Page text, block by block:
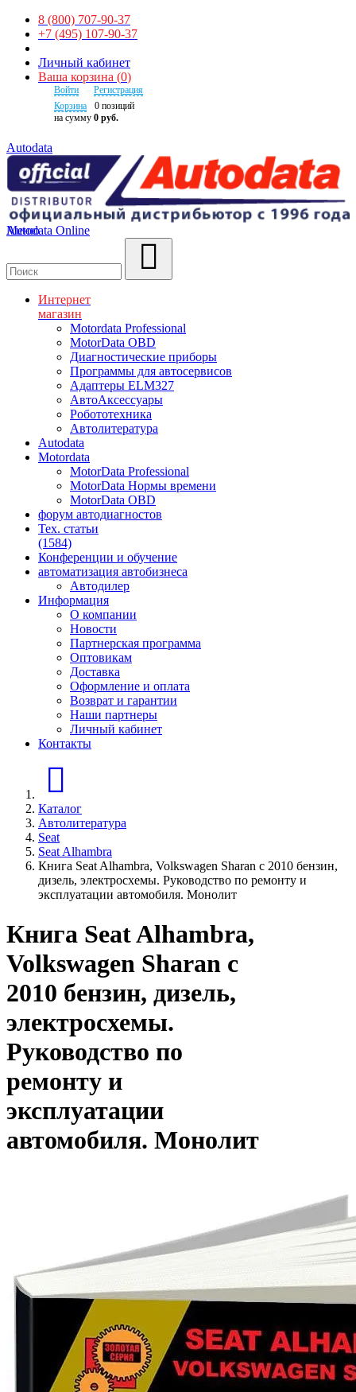
8 (800) 707-90-37
+7 (495) 107-90-37
Личный кабинет
Ваша корзина (0)
Войти
Регистрация
Корзина
0 позиций
на сумму 0 руб.
Autodata
Autodata Online
Меню
Интернет
магазин
Motordata Professional
MotorData OBD
Диагностические приборы
Программы для автосервисов
Адаптеры ELM327
АвтоАксессуары
Робототехника
Автолитература
Autodata
Motordata
MotorData Professional
MotorData Нормы времени
MotorData OBD
форум автодиагностов
Тех. статьи
(1584)
Конференции и обучение
автоматизация автобизнеса
Автодилер
Информация
О компании
Новости
Партнерская программа
Оптовикам
Доставка
Оформление и оплата
Возврат и гарантии
Наши партнеры
Личный кабинет
Контакты
Каталог
Автолитература
Seat
Seat Alhambra
Книга Seat Alhambra, Volkswagen Sharan с 2010 бензин,
дизель, электросхемы. Руководство по ремонту и
эксплуатации автомобиля. Монолит
Книга Seat Alhambra,
Volkswagen Sharan с
2010 бензин, дизель,
электросхемы.
Руководство по
ремонту и
эксплуатации
автомобиля. Монолит